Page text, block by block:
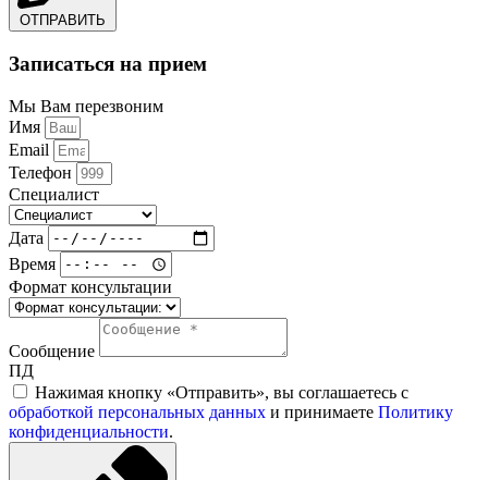
ОТПРАВИТЬ
Записаться на прием
Мы Вам перезвоним
Имя
Email
Телефон
Специалист
Дата
Время
Формат консультации
Сообщение
ПД
Нажимая кнопку «Отправить», вы соглашаетесь с
обработкой персональных данных и принимаете Политику
конфиденциальности.